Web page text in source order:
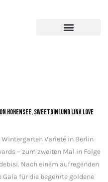
Hohensee, Sweetgini und Lina Love
Varieté in Berlin
– zum zweiten Mal in Folge
Nach einem aufregenden
für die begehrte goldene